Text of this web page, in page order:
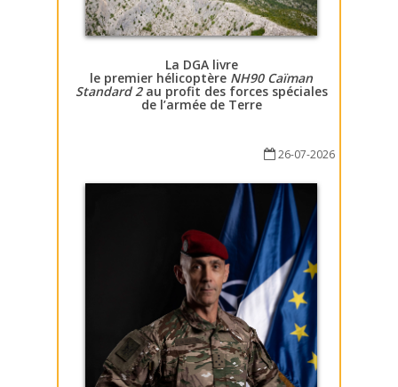
La DGA livre
le premier hélicoptère NH90 Caïman
Standard 2au profit des forces spéciales
de l’armée de Terre
26-07-2026